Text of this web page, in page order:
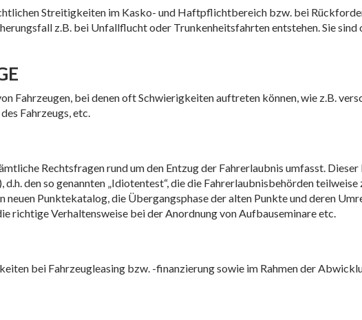
Streitigkeiten im Kasko- und Haftpflichtbereich bzw. bei
z.B. bei Unfallflucht oder Trunkenheitsfahrten entstehen. Sie sind
Fahrzeugen, bei denen oft Schwierigkeiten auftreten können, wie z.B.
Fahrzeugs, etc.
Rechtsfragen rund um den Entzug der Fahrerlaubnis umfasst.
den so genannten „Idiotentest“, die die Fahrerlaubnisbehörden
neuen Punktekatalog, die Übergangsphase der alten Punkte und deren
richtige Verhaltensweise bei der Anordnung von Aufbauseminare etc.
bei Fahrzeugleasing bzw. -finanzierung sowie im Rahmen der